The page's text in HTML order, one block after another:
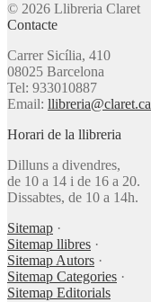
© 2026 Llibreria Claret
Contacte
Carrer Sicília, 410
08025 Barcelona
Tel: 933010887
Email:
Horari de la llibreria
Dilluns a divendres,
de 10 a 14 i de 16 a 20.
Dissabtes, de 10 a 14h.
Sitemap ·
Sitemap llibres ·
Sitemap Autors ·
Sitemap Categories ·
Sitemap Editorials